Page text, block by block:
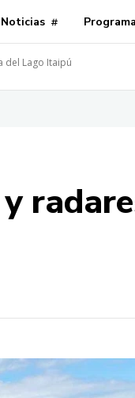
Noticias
del Lago Itaipú